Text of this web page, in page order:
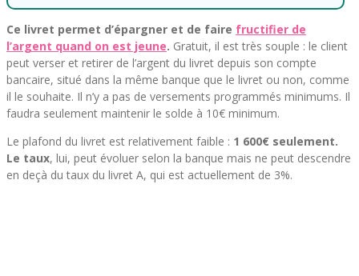
Ce livret permet d’épargner et de faire fructifier de
l’argent quand on est jeune. Gratuit, il est très souple : le client
peut verser et retirer de l’argent du livret depuis son compte
bancaire, situé dans la même banque que le livret ou non, comme
il le souhaite. Il n’y a pas de versements programmés minimums. Il
faudra seulement maintenir le solde à 10€ minimum.
Le plafond du livret est relativement faible : 1 600€ seulement.
Le taux, lui, peut évoluer selon la banque mais ne peut descendre
en deçà du taux du livret A, qui est actuellement de 3%.